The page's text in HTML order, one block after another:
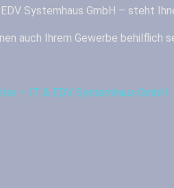
Systemhaus GmbH – steht
auch Ihrem Gewerbe behilflich
– IT & EDV Systemhaus GmbH